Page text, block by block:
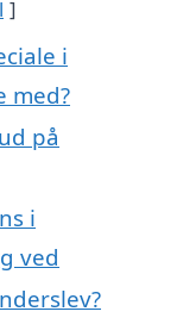
i
med?
på
i
ved